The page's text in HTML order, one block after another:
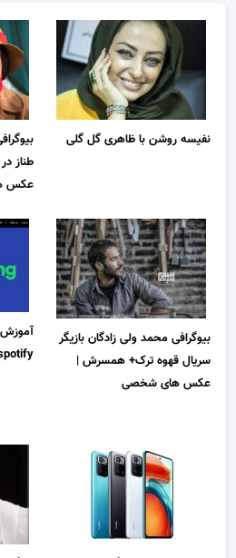
نفیسه روشن با ظاهری گل گلی
طناز
عکس
بیوگرافی محمد ولی زادگان بازیگر
سریال قهوه ترک+ همسرش |
عکس های شخصی
آموزش